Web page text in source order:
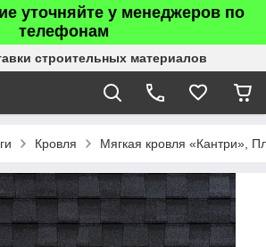
уточняйте у менеджеров по
телефонам
строительных материалов
Кровля Мягкая кровля «Кантри»,